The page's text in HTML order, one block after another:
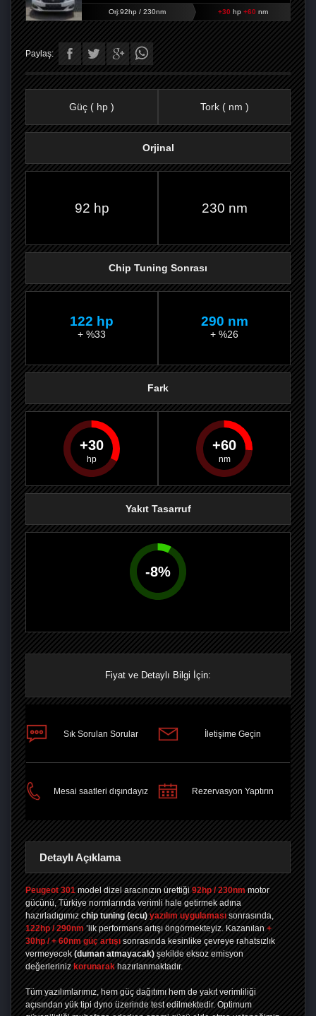
Orj:92hp / 230nm +30 hp +60 nm
Paylaş:
PAYLAŞPAYLAŞPLUS'TA
Güç ( hp ) Tork ( nm )
Orjinal
92 hp 230 nm
Chip Tuning Sonrası
122 hp
+ %33
290 nm
+ %26
Fark
30 60
Yakıt Tasarruf
-8%
Fiyat ve Detaylı Bilgi İçin:
Sık Sorulan Sorular İletişime Geçin
Mesai saatleri dışındayız Rezervasyon Yaptırın
Detaylı Açıklama
Peugeot 301 model dizel aracınızın ürettiği 92hp / 230nm motor
gücünü, Türkiye normlarında verimli hale getirmek adına
hazırladıgımız chip tuning (ecu) yazılım uygulaması sonrasında,
122hp / 290nm ’lik performans artışı öngörmekteyiz. Kazanılan +
30hp / + 60nm güç artışı sonrasında kesinlike çevreye rahatsızlık
vermeyecek (duman atmayacak) şekilde eksoz emisyon
değerleriniz korunarak hazırlanmaktadır.
Tüm yazılımlarımız, hem güç dağıtımı hem de yakıt verimliliği
açısından yük tipi dyno üzerinde test edilmektedir. Optimum